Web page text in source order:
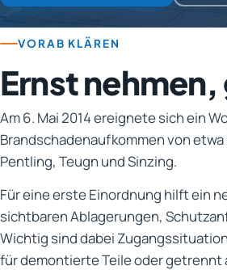
VORAB KLÄREN
Ernst
Am 6. Mai 2014 ereignete sich ein
Brandschadenaufkommen von
Pentling, Teugn und Sinzing.
Für eine erste Einordnung hilft ein
sichtbaren Ablagerungen,
Wichtig sind dabei
für demontierte Teile oder